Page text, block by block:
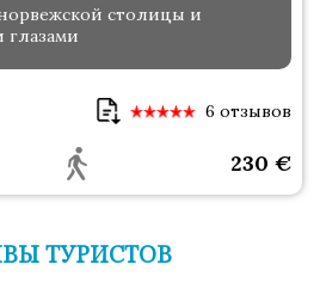
столицы и
глазами
6 отзывов
230 €
ТУРИСТОВ